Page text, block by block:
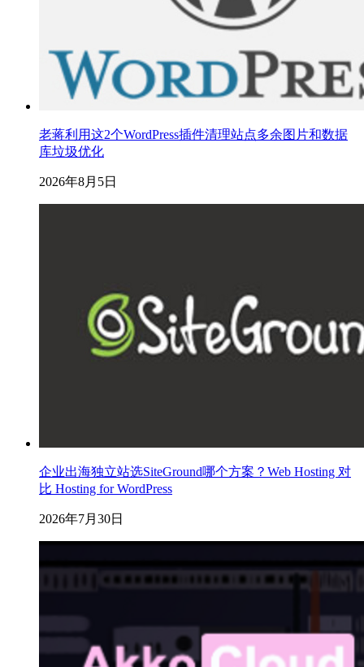
老蒋利用这2个WordPress插件清理站点多余图片和数据
库垃圾优化
2026年8月5日
企业出海独立站选SiteGround哪个方案？Web Hosting 对
比 Hosting for WordPress
2026年7月30日